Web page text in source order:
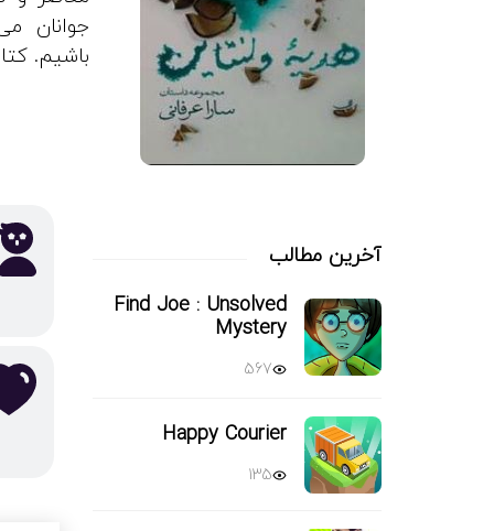
جوانان
باشیم. کتاب فوق
آخرین مطالب
Find Joe : Unsolved
Mystery
567
Happy Courier
135